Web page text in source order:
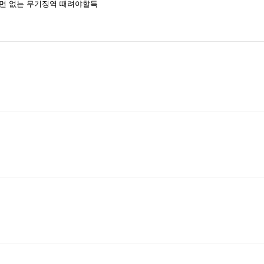
없는 무기징역 때려야할득